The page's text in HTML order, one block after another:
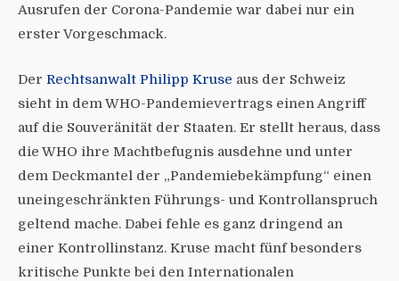
Ausrufen der Corona-Pandemie war dabei nur ein
erster Vorgeschmack.
Der Rechtsanwalt Philipp Kruse aus der Schweiz
sieht in dem WHO-Pandemievertrags einen Angriff
auf die Souveränität der Staaten. Er stellt heraus, dass
die WHO ihre Machtbefugnis ausdehne und unter
dem Deckmantel der „Pandemiebekämpfung“ einen
uneingeschränkten Führungs- und Kontrollanspruch
geltend mache. Dabei fehle es ganz dringend an
einer Kontrollinstanz. Kruse macht fünf besonders
kritische Punkte bei den Internationalen